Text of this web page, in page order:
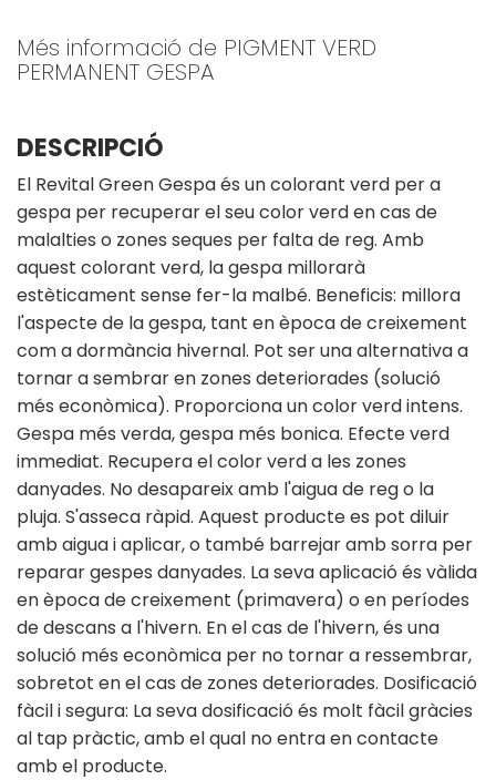
Més informació de PIGMENT VERD
PERMANENT GESPA
DESCRIPCIÓ
El Revital Green Gespa és un colorant verd per a
gespa per recuperar el seu color verd en cas de
malalties o zones seques per falta de reg. Amb
aquest colorant verd, la gespa millorarà
estèticament sense fer-la malbé. Beneficis: millora
l'aspecte de la gespa, tant en època de creixement
com a dormància hivernal. Pot ser una alternativa a
tornar a sembrar en zones deteriorades (solució
més econòmica). Proporciona un color verd intens.
Gespa més verda, gespa més bonica. Efecte verd
immediat. Recupera el color verd a les zones
danyades. No desapareix amb l'aigua de reg o la
pluja. S'asseca ràpid. Aquest producte es pot diluir
amb aigua i aplicar, o també barrejar amb sorra per
reparar gespes danyades. La seva aplicació és vàlida
en època de creixement (primavera) o en períodes
de descans a l'hivern. En el cas de l'hivern, és una
solució més econòmica per no tornar a ressembrar,
sobretot en el cas de zones deteriorades. Dosificació
fàcil i segura: La seva dosificació és molt fàcil gràcies
al tap pràctic, amb el qual no entra en contacte
amb el producte.